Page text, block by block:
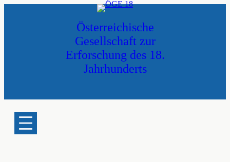
Österreichische
Gesellschaft zur
Erforschung des 18.
Jahrhunderts